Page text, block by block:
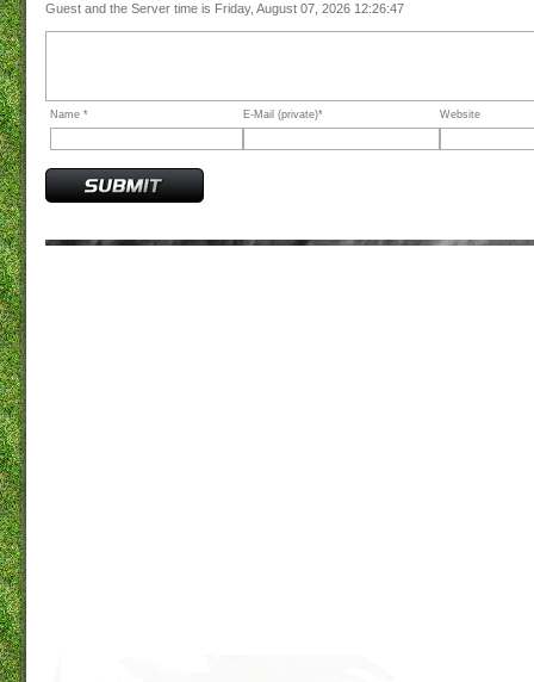
Guest and the Server time is Friday, August 07, 2026 12:26:47
Name * E-Mail (private)* Website